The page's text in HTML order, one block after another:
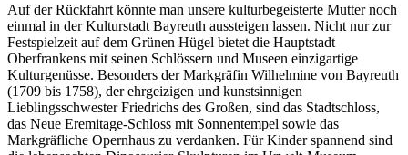
Auf der Rückfahrt könnte man unsere kulturbegeisterte Mutter noch
einmal in der Kulturstadt Bayreuth aussteigen lassen. Nicht nur zur
Festspielzeit auf dem Grünen Hügel bietet die Hauptstadt
Oberfrankens mit seinen Schlössern und Museen einzigartige
Kulturgenüsse. Besonders der Markgräfin Wilhelmine von Bayreuth
(1709 bis 1758), der ehrgeizigen und kunstsinnigen
Lieblingsschwester Friedrichs des Großen, sind das Stadtschloss,
das Neue Eremitage-Schloss mit Sonnentempel sowie das
Markgräfliche Opernhaus zu verdanken. Für Kinder spannend sind